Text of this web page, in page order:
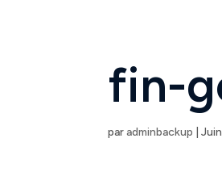
fin-
paradminbackup |